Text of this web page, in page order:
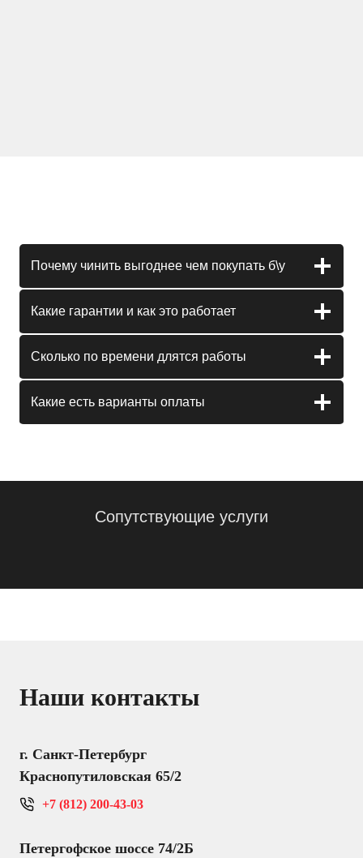
Почему чинить выгоднее чем покупать б\у
Какие гарантии и как это работает
Сколько по времени длятся работы
Какие есть варианты оплаты
Сопутствующие услуги
Наши контакты
г. Санкт-Петербург
Краснопутиловская 65/2
+7 (812) 200-43-03
Петергофское шоссе 74/2Б